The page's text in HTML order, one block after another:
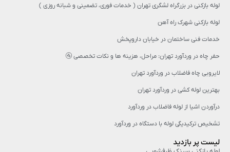
لوله بازکنی در بزرگراه لشگری تهران ( خدمات فوری، تضمینی و شبانه روزی )
لوله بازکنی شهرک راه آهن
خدمات فنی ساختمان در خیابان داروپخش
حفر چاه در وردآورد تهران: مراحل، هزینه‌ ها و نکات تخصصی 🚰
لایروبی چاه فاضلاب در وردآورد تهران
بهترین لوله کشی در وردآورد تهران
درآوردن اشیا از لوله فاضلاب در وردآورد
تشخیص ترکیدیگی لوله با دستگاه در وردآورد
لیست پر بازدید